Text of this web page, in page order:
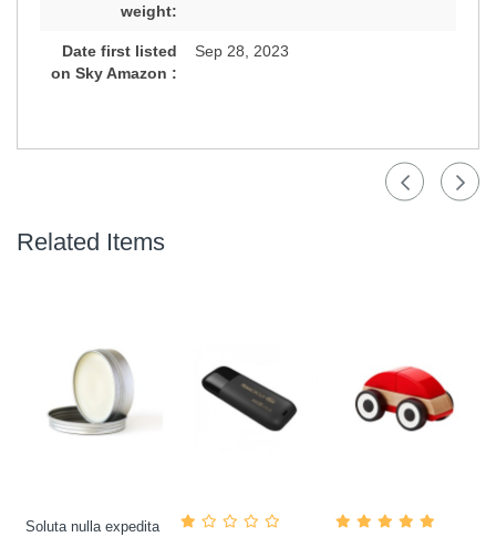
weight:
Date first listed
on Sky Amazon :
Sep 28, 2023
Related Items
Soluta nulla expedita